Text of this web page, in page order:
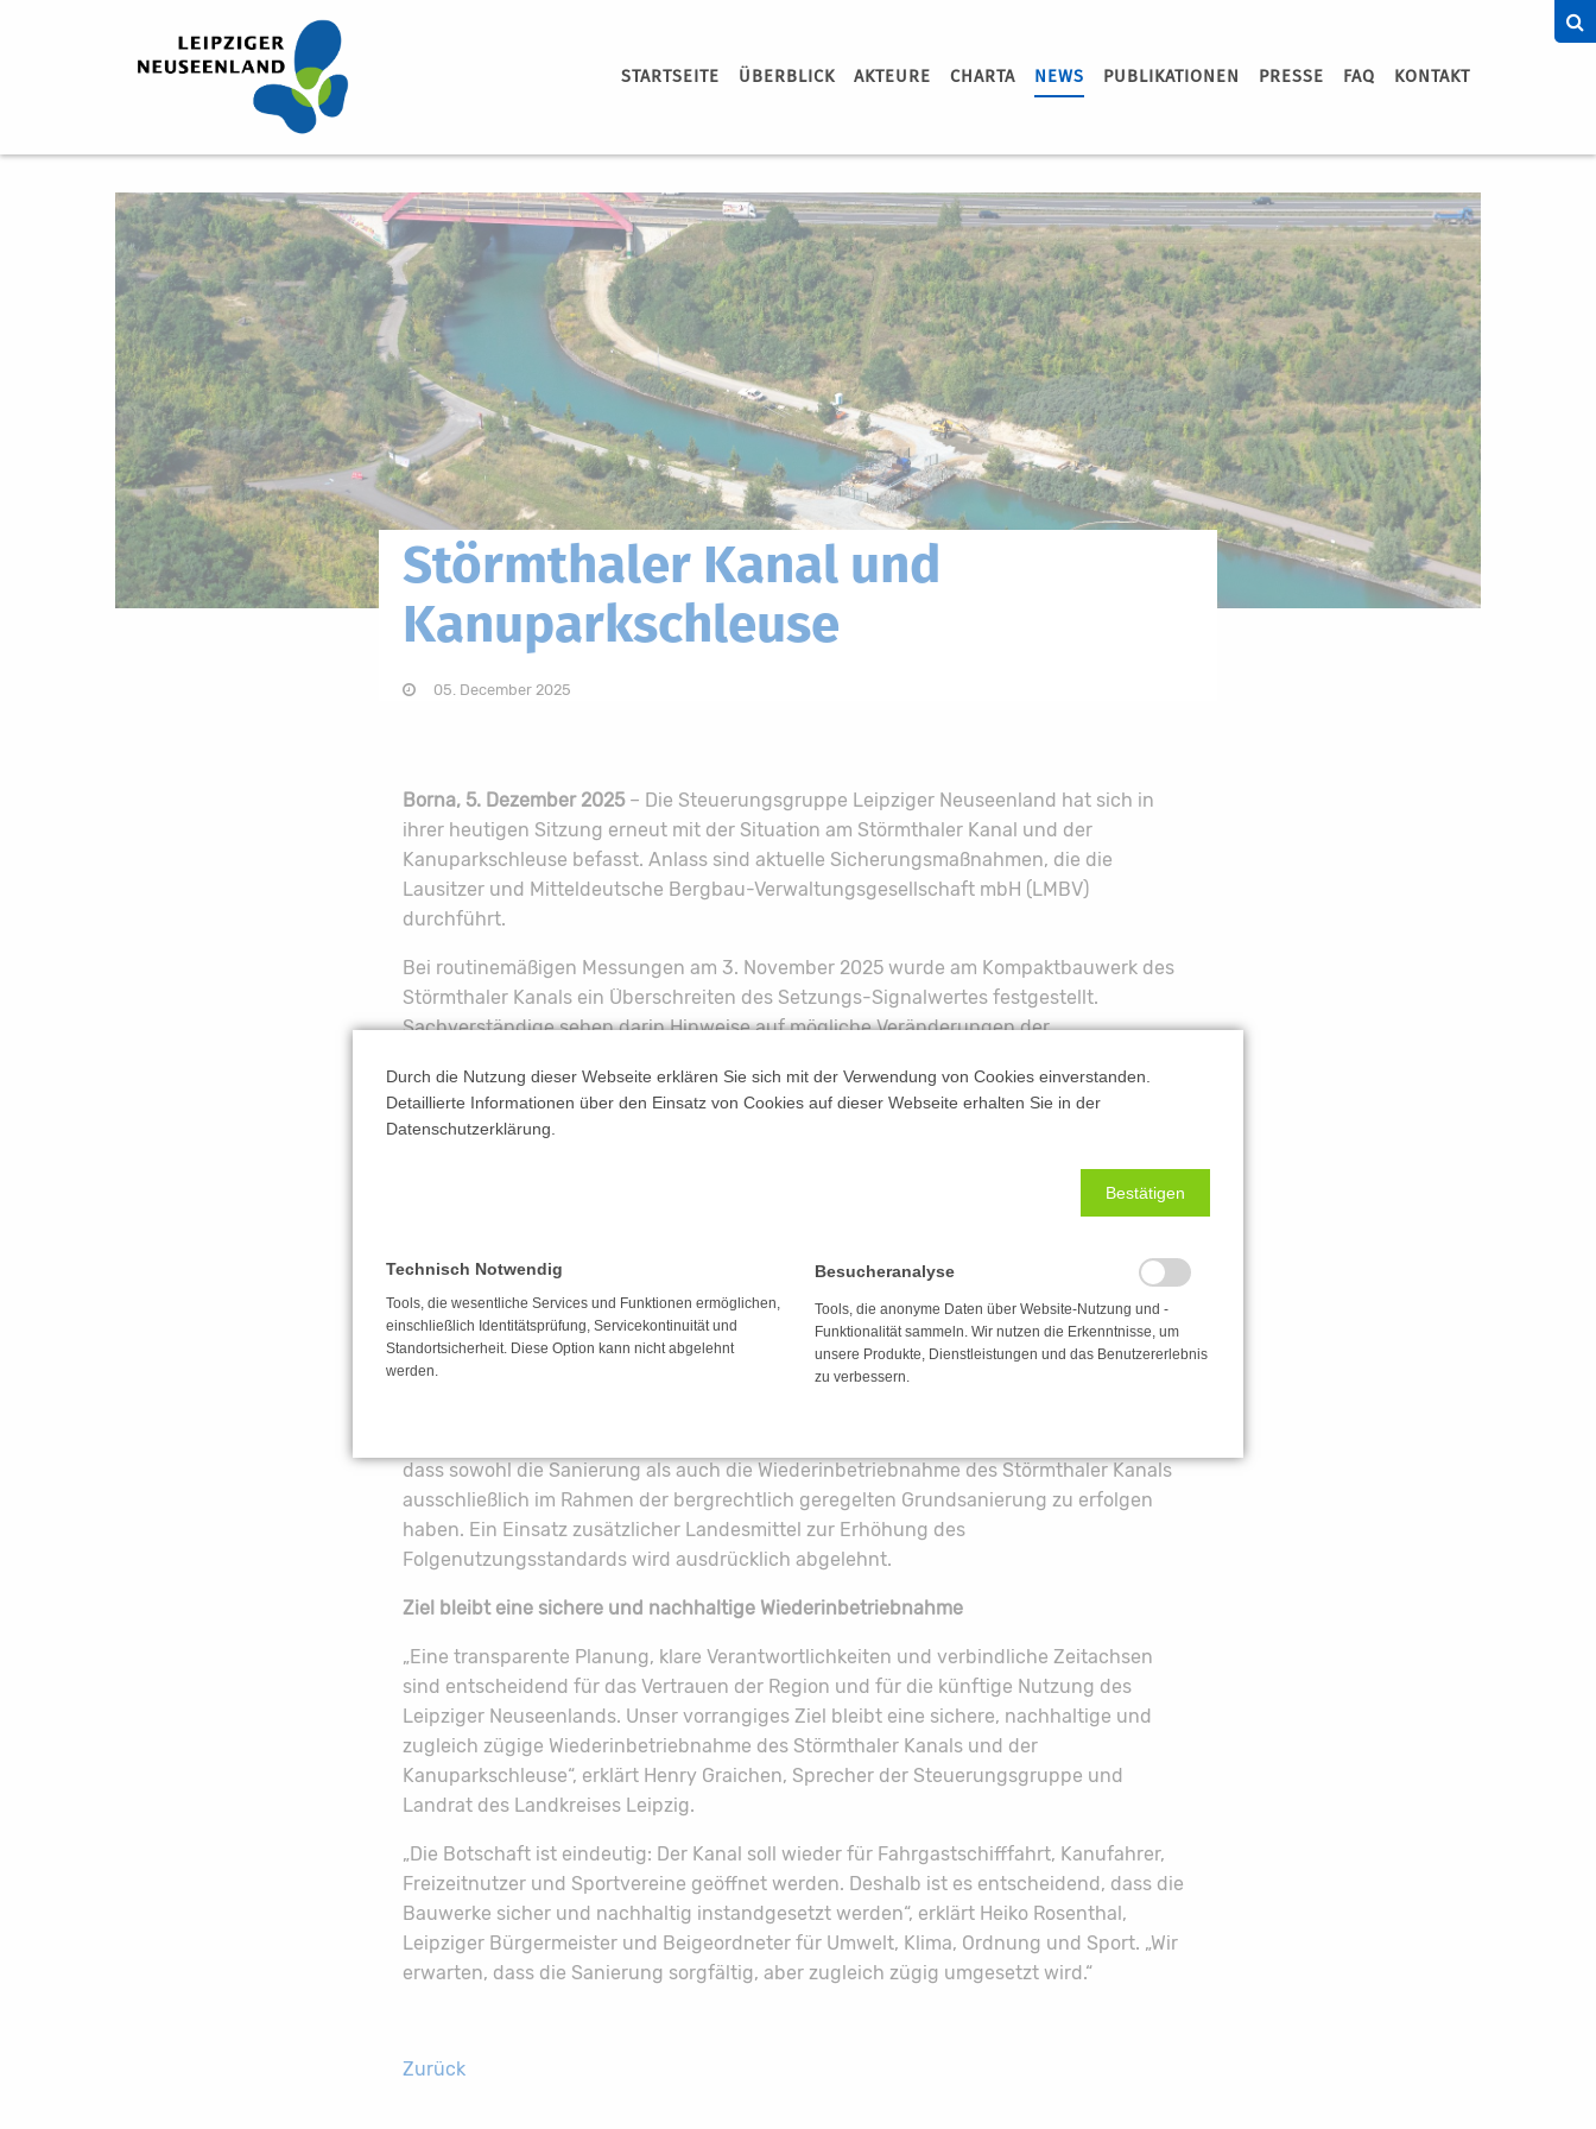
STARTSEITE ÜBERBLICK AKTEURE CHARTA NEWS PUBLIKATIONEN PRESSE FAQ KONTAKT
Störmthaler Kanal und
Kanuparkschleuse
05. December 2025
Borna, 5. Dezember 2025– Die Steuerungsgruppe Leipziger Neuseenland hat sich in
ihrer heutigen Sitzung erneut mit der Situation am Störmthaler Kanal und der
Kanuparkschleuse befasst. Anlass sind aktuelle Sicherungsmaßnahmen, die die
Lausitzer und Mitteldeutsche Bergbau-Verwaltungsgesellschaft mbH (LMBV)
durchführt.
Bei routinemäßigen Messungen am 3. November 2025 wurde am Kompaktbauwerk des
Störmthaler Kanals ein Überschreiten des Setzungs-Signalwertes festgestellt.
Sachverständige sehen darin Hinweise auf mögliche Veränderungen der
Sofortmaßnahmen wurden Kontrollmessungen ausgeweitet und Schutzvorrichtungen
Sanierungsplanung und die spätere Wiederinbetriebnahme sind, steht bislang noch aus.
Entscheidungen der hierfür zuständigen Gremien – insbesondere des Steuerungs- und
Budgetausschusses sowie des Regionalen Sanierungsbeirates – stehen weiterhin aus.
Vor diesem Hintergrund fordert die Steuerungsgruppe, dass in den anstehenden
dass sowohl die Sanierung als auch die Wiederinbetriebnahme des Störmthaler Kanals
ausschließlich im Rahmen der bergrechtlich geregelten Grundsanierung zu erfolgen
haben. Ein Einsatz zusätzlicher Landesmittel zur Erhöhung des
Folgenutzungsstandards wird ausdrücklich abgelehnt.
Ziel bleibt eine sichere und nachhaltige Wiederinbetriebnahme
„Eine transparente Planung, klare Verantwortlichkeiten und verbindliche Zeitachsen
sind entscheidend für das Vertrauen der Region und für die künftige Nutzung des
Leipziger Neuseenlands. Unser vorrangiges Ziel bleibt eine sichere, nachhaltige und
zugleich zügige Wiederinbetriebnahme des Störmthaler Kanals und der
Kanuparkschleuse“, erklärt Henry Graichen, Sprecher der Steuerungsgruppe und
Landrat des Landkreises Leipzig.
„Die Botschaft ist eindeutig: Der Kanal soll wieder für Fahrgastschifffahrt, Kanufahrer,
Freizeitnutzer und Sportvereine geöffnet werden. Deshalb ist es entscheidend, dass die
Bauwerke sicher und nachhaltig instandgesetzt werden“, erklärt Heiko Rosenthal,
Leipziger Bürgermeister und Beigeordneter für Umwelt, Klima, Ordnung und Sport. „Wir
erwarten, dass die Sanierung sorgfältig, aber zugleich zügig umgesetzt wird.“
Zurück
Durch die Nutzung dieser Webseite erklären Sie sich mit der Verwendung von Cookies einverstanden.
Detaillierte Informationen über den Einsatz von Cookies auf dieser Webseite erhalten Sie in der
Datenschutzerklärung.
Bestätigen
Technisch Notwendig
Tools, die wesentliche Services und Funktionen ermöglichen,
einschließlich Identitätsprüfung, Servicekontinuität und
Standortsicherheit. Diese Option kann nicht abgelehnt
werden.
Besucheranalyse
Tools, die anonyme Daten über Website-Nutzung und -
Funktionalität sammeln. Wir nutzen die Erkenntnisse, um
unsere Produkte, Dienstleistungen und das Benutzererlebnis
zu verbessern.